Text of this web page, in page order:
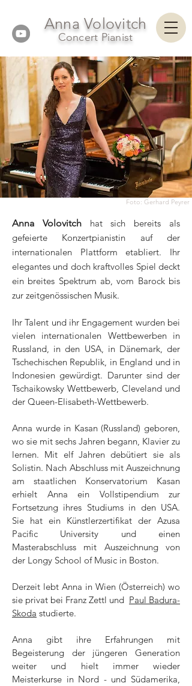
Anna Volovitch
Concert Pianist
Foto: Gerhard Peyrer
Anna Volovitchhat sich bereits als
gefeierte Konzertpianistin auf der
internationalen Plattform etabliert. Ihr
elegantes und doch kraftvolles Spiel deckt
ein breites Spektrum ab, vom Barock bis
zur zeitgenössischen Musik.
Ihr Talent und ihr Engagement wurden bei
vielen internationalen Wettbewerben in
Russland, in den USA, in Dänemark, der
Tschechischen Republik, in England und in
Indonesien gewürdigt. Darunter sind der
Tschaikowsky Wettbewerb, Cleveland und
der Queen-Elisabeth-Wettbewerb.
Anna wurde in Kasan (Russland) geboren,
wo sie mit sechs Jahren begann, Klavier zu
lernen. Mit elf Jahren debütiert sie als
Solistin. Nach Abschluss mit Auszeichnung
am staatlichen Konservatorium Kasan
erhielt Anna ein Vollstipendium zur
Fortsetzung ihres Studiums in den USA.
Sie hat ein Künstlerzertifikat der Azusa
Pacific University und einen
Masterabschluss mit Auszeichnung von
der Longy School of Music in Boston.
Derzeit lebt Anna in Wien (Österreich) wo
sie privat bei Franz Zettl und Paul Badura-
Skoda studierte.
Anna gibt ihre Erfahrungen mit
Begeisterung der jüngeren Generation
weiter und hielt immer wieder
Meisterkurse in Nord - und Südamerika,